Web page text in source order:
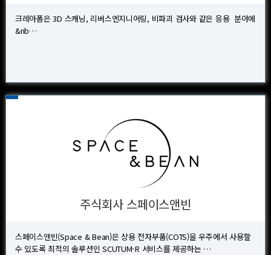
크레아폼은 3D 스캐닝, 리버스엔지니어링, 비파괴 검사와 같은 응용 분야에
&nb…
주식회사 스페이스앤빈
스페이스앤빈(Space & Bean)은 상용 전자부품(COTS)을 우주에서 사용할
수 있도록 최적의 솔루션인 SCUTUM-R 서비스를 제공하는 …